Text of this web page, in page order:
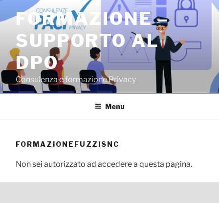
contenuto
FORMAZIONE –
SUPPORTO AL
DPO
Consulenza e formazione Privacy
Menu
FORMAZIONEFUZZISNC
Non sei autorizzato ad accedere a questa pagina.